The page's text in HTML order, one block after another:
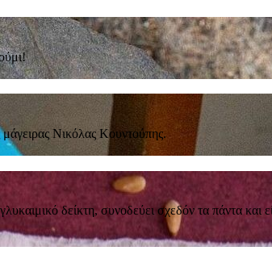
Νικόλας Κουντούπης.
δείκτη, συνοδεύει σχεδόν τα πάντα και